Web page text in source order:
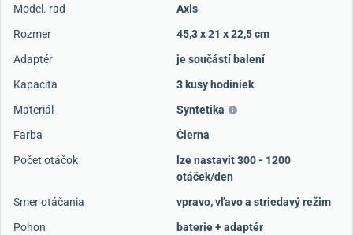
Model. rad
Axis
Rozmer
45,3 x 21 x 22,5 cm
Adaptér
je součástí balení
Kapacita
3 kusy hodiniek
Materiál
Syntetika
Farba
Čierna
Počet otáčok
lze nastavit 300 - 1200
otáček/den
Smer otáčania
vpravo, vľavo a striedavý režim
Pohon
baterie + adaptér